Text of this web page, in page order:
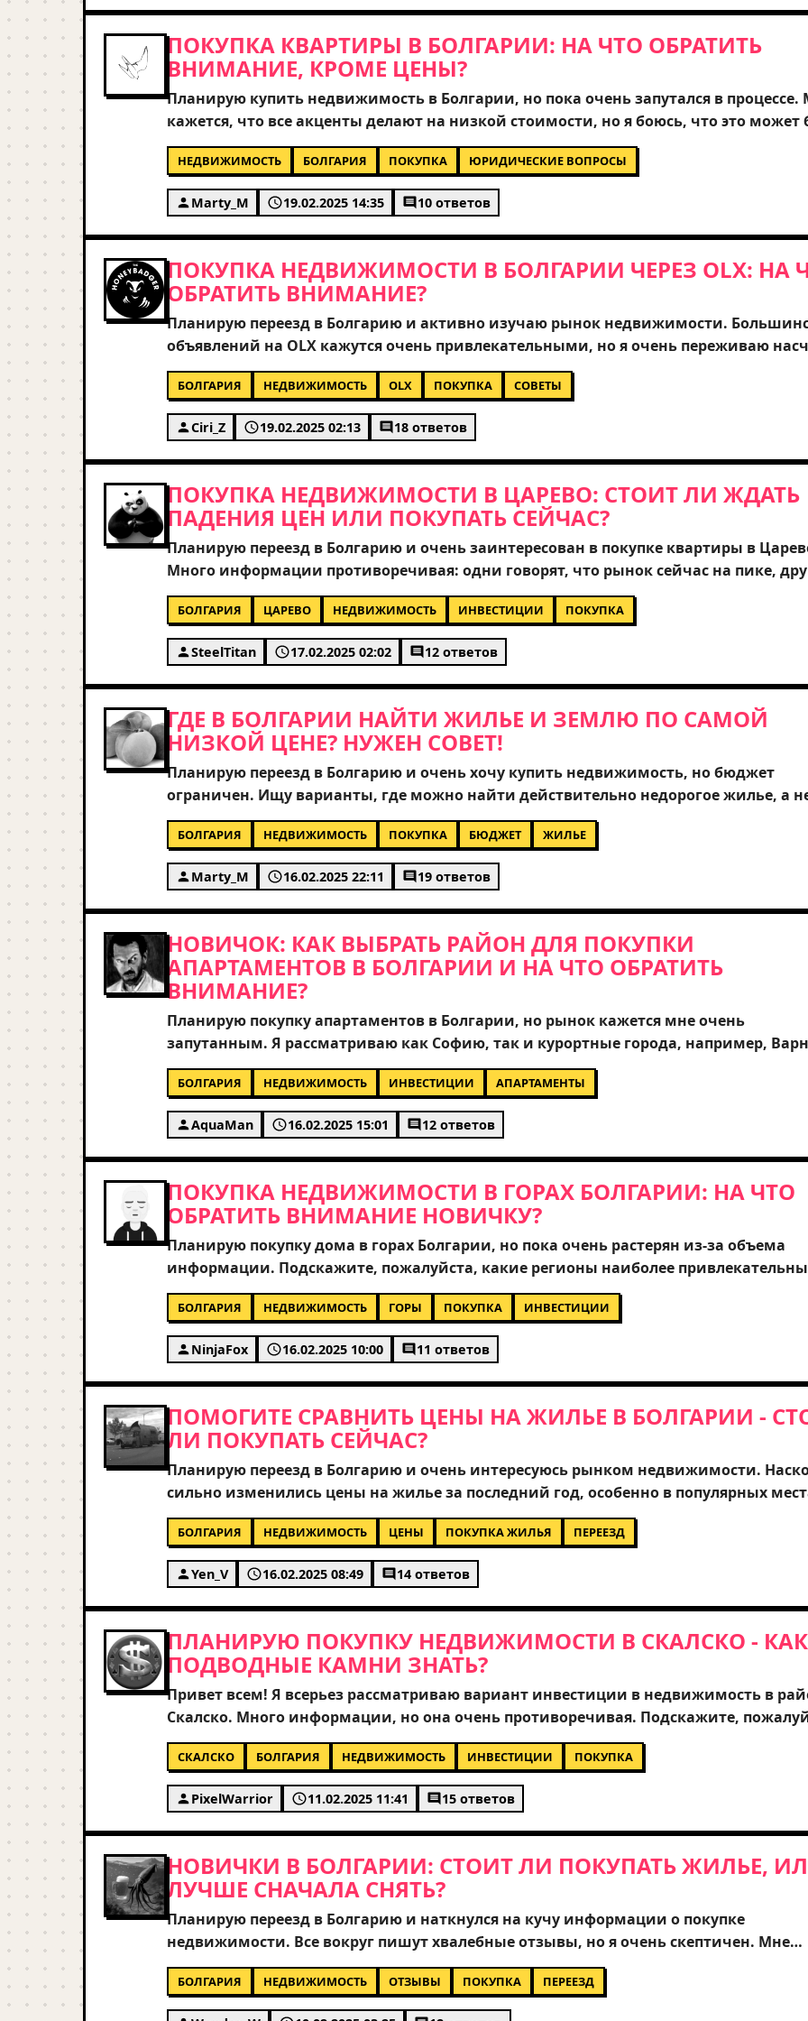
ПОКУПКА КВАРТИРЫ В БОЛГАРИИ: НА ЧТО ОБРАТИТЬ
ВНИМАНИЕ, КРОМЕ ЦЕНЫ?
Планирую купить недвижимость в Болгарии, но пока очень запутался в процессе.
кажется, что все акценты делают на низкой стоимости, но я боюсь, что это может
ловушкой. Подскажите, пожалуйста, какие юридические нюансы нужно проверить
перед сделкой? Интересует не только сам дом, но и документы на землю, а также
налоговые обязательства для иностранцев. Стоит ли смотреть в отдаленные
или лучше присмотреться к крупным городам типа Софии или Варны? Буду очень
благодарен за реальный опыт тех, кто уже покупал здесь жилье.
НЕДВИЖИМОСТЬ БОЛГАРИЯ ПОКУПКА ЮРИДИЧЕСКИЕ ВОПРОСЫ
Marty_M 19.02.2025 14:35 10 ответов
ПОКУПКА НЕДВИЖИМОСТИ В БОЛГАРИИ ЧЕРЕЗ OLX: НА
ОБРАТИТЬ ВНИМАНИЕ?
Планирую переезд в Болгарию и активно изучаю рынок недвижимости.
объявлений на OLX кажутся очень привлекательными, но я очень переживаю
мошенников и юридических подводных камней. Подскажите, пожалуйста, какие
основные риски при покупке через такие площадки? Стоит ли доверять цене, или
лучше сразу обращаться к местному риелтору? Буду очень благодарен за любой
практический совет от тех, кто уже успешно купил жилье в Болгарии. Может быть,
какие-то типовые документы, которые нужно проверить в первую очередь?
БОЛГАРИЯ НЕДВИЖИМОСТЬ OLX ПОКУПКА СОВЕТЫ
Ciri_Z 19.02.2025 02:13 18 ответов
ПОКУПКА НЕДВИЖИМОСТИ В ЦАРЕВО: СТОИТ ЛИ ЖДАТЬ
ПАДЕНИЯ ЦЕН ИЛИ ПОКУПАТЬ СЕЙЧАС?
Планирую переезд в Болгарию и очень заинтересован в покупке квартиры в
Много информации противоречивая: одни говорят, что рынок сейчас на пике,
предупреждают о возможных спадах. Подскажите, пожалуйста, как сейчас обстоят
дела с ценами на вторичном рынке? Стоит ли мне искать варианты в отдаленных
районах или лучше сосредоточиться на центральных, более дорогих локациях?
интересует юридический аспект - какие документы нужно проверить, чтобы
проблем с собственностью в Болгарии?
БОЛГАРИЯ ЦАРЕВО НЕДВИЖИМОСТЬ ИНВЕСТИЦИИ ПОКУПКА
SteelTitan 17.02.2025 02:02 12 ответов
ГДЕ В БОЛГАРИИ НАЙТИ ЖИЛЬЕ И ЗЕМЛЮ ПО САМОЙ
НИЗКОЙ ЦЕНЕ? НУЖЕН СОВЕТ!
Планирую переезд в Болгарию и очень хочу купить недвижимость, но бюджет
ограничен. Ищу варианты, где можно найти действительно недорогое жилье, а
только туристические ловушки. Подскажите, пожалуйста, какие регионы или
наименее дорогие на данный момент? Интересует не только квартира, но и
потенциально земля под небольшой дом. Какие подводные камни нужно знать
покупке, чтобы не нарваться на переоцененные районы? Буду благодарен за
опыт тех, кто уже покупал там жилье.
БОЛГАРИЯ НЕДВИЖИМОСТЬ ПОКУПКА БЮДЖЕТ ЖИЛЬЕ
Marty_M 16.02.2025 22:11 19 ответов
НОВИЧОК: КАК ВЫБРАТЬ РАЙОН ДЛЯ ПОКУПКИ
АПАРТАМЕНТОВ В БОЛГАРИИ И НА ЧТО ОБРАТИТЬ
ВНИМАНИЕ?
Планирую покупку апартаментов в Болгарии, но рынок кажется мне очень
запутанным. Я рассматриваю как Софию, так и курортные города, например,
или Золотые Пески. Подскажите, пожалуйста, какие районы наиболее
для долгосрочной инвестиции, а где лучше для жизни? Особенно интересует
юридической чистотой сделки и налогообложением для нерезидентов. Стоит ли
рассматривать покупку вблизи моря или лучше сосредоточиться на городской
инфраструктуре? Буду очень благодарен за реальный опыт тех, кто уже покупал
БОЛГАРИЯ НЕДВИЖИМОСТЬ ИНВЕСТИЦИИ АПАРТАМЕНТЫ
AquaMan 16.02.2025 15:01 12 ответов
ПОКУПКА НЕДВИЖИМОСТИ В ГОРАХ БОЛГАРИИ: НА ЧТО
ОБРАТИТЬ ВНИМАНИЕ НОВИЧКУ?
Планирую покупку дома в горах Болгарии, но пока очень растерян из-за объема
информации. Подскажите, пожалуйста, какие регионы наиболее
жизни, а не только для инвестиций? Меня особенно интересует вопрос
чистоты сделок и налогообложения для нерезидентов. Стоит ли рассматривать
покупку в отдаленных деревнях или лучше присмотреться к более развитым
курортным зонам? Буду благодарен за советы опытных покупателей и риелторов,
которые знают местную специфику.
БОЛГАРИЯ НЕДВИЖИМОСТЬ ГОРЫ ПОКУПКА ИНВЕСТИЦИИ
NinjaFox 16.02.2025 10:00 11 ответов
ПОМОГИТЕ СРАВНИТЬ ЦЕНЫ НА ЖИЛЬЕ В БОЛГАРИИ -
ЛИ ПОКУПАТЬ СЕЙЧАС?
Планирую переезд в Болгарию и очень интересуюсь рынком недвижимости.
сильно изменились цены на жилье за последний год, особенно в популярных
вроде Солнечного Берега или Варны? Я нашел разные предложения, но не
какие цены реальные, а какие уже завышены. Буду очень благодарен за советы от
кто уже покупал или арендовал жилье в стране. Какие районы сейчас самые
для инвестиций, учитывая текущую экономическую ситуацию?
БОЛГАРИЯ НЕДВИЖИМОСТЬ ЦЕНЫ ПОКУПКА ЖИЛЬЯ ПЕРЕЕЗД
Yen_V 16.02.2025 08:49 14 ответов
ПЛАНИРУЮ ПОКУПКУ НЕДВИЖИМОСТИ В СКАЛСКО -
ПОДВОДНЫЕ КАМНИ ЗНАТЬ?
Привет всем! Я всерьез рассматриваю вариант инвестиции в недвижимость в
Скалско. Много информации, но она очень противоречивая. Подскажите,
что реально нужно учитывать новичку? Меня интересует не только цена, но и
юридические аспекты владения, а также перспективы сдачи в аренду. Стоит ли
смотреть варианты вблизи моря или лучше выбрать более тихий, но
район? Буду очень благодарен за реальный опыт тех, кто уже покупал там жилье
строил дома. Какие документы проверить в первую очередь?
СКАЛСКО БОЛГАРИЯ НЕДВИЖИМОСТЬ ИНВЕСТИЦИИ ПОКУПКА
PixelWarrior 11.02.2025 11:41 15 ответов
НОВИЧКИ В БОЛГАРИИ: СТОИТ ЛИ ПОКУПАТЬ ЖИЛЬЕ,
ЛУЧШЕ СНАЧАЛА СНЯТЬ?
Планирую переезд в Болгарию и наткнулся на кучу информации о покупке
недвижимости. Все вокруг пишут хвалебные отзывы, но я очень скептичен. Мне
кажется, что без личного опыта сложно понять, где правда, а где просто реклама.
уже купил квартиру или дом в Болгарии, поделитесь, пожалуйста, реальными
впечатлениями? Особенно интересует вопрос с юридической чистотой сделок и
БОЛГАРИЯ НЕДВИЖИМОСТЬ ОТЗЫВЫ ПОКУПКА ПЕРЕЕЗД